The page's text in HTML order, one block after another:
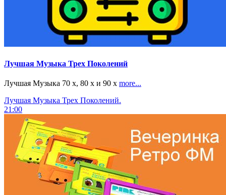
Лучшая Музыка Трех Поколений
Лучшая Музыка 70 х, 80 х и 90 х more...
Лучшая Музыка Трех Поколений.
21:00